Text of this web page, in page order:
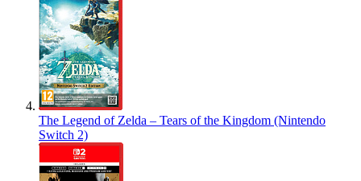
The Legend of Zelda – Tears of the Kingdom (Nintendo
Switch 2)